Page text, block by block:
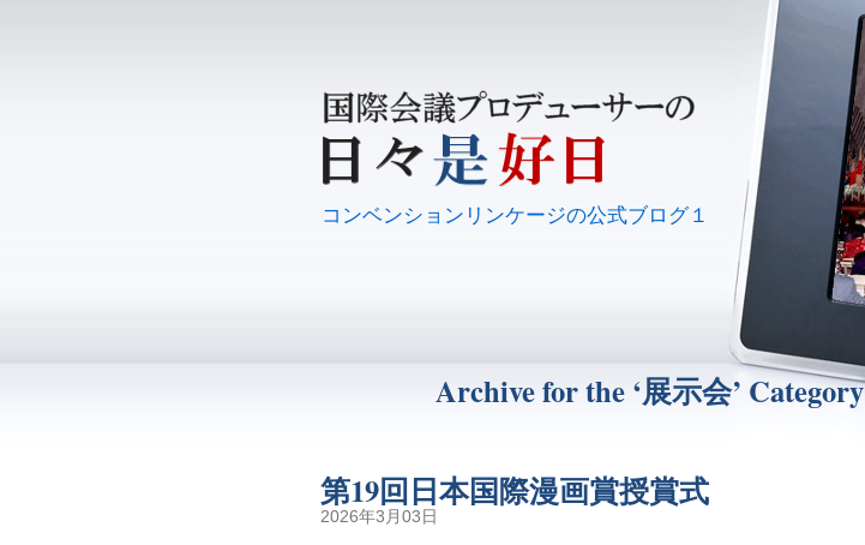
コンベンションリンケージの公式ブログ１
Archive for the ‘展示会’ Category
第19回日本国際漫画賞授賞式
2026年3月03日